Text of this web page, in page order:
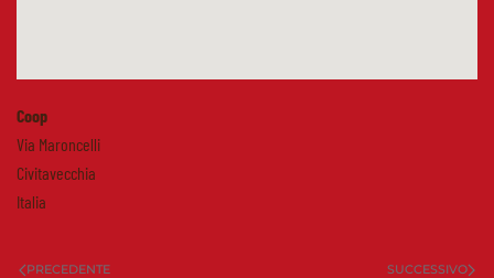
Coop
Via Maroncelli
Civitavecchia
Italia
PRECEDENTE SUCCESSIVO